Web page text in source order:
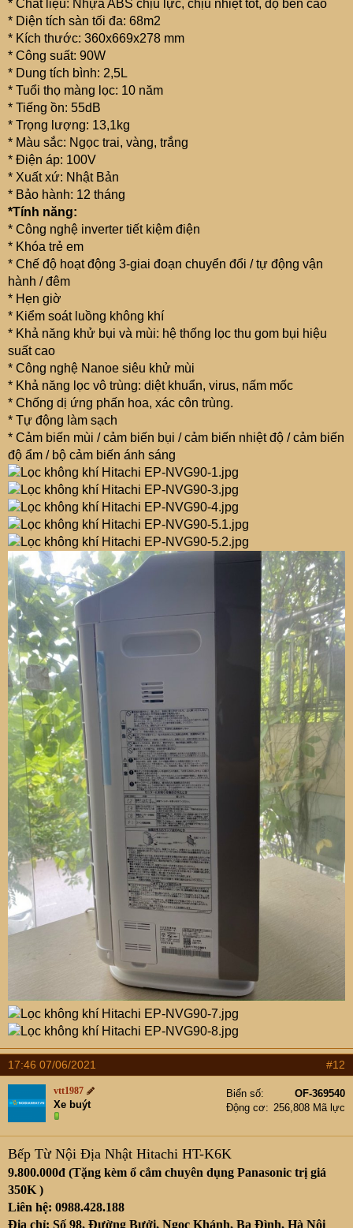
* Chất liệu: Nhựa ABS chịu lực, chịu nhiệt tốt, độ bền cao
* Diện tích sàn tối đa: 68m2
* Kích thước: 360x669x278 mm
* Công suất: 90W
* Dung tích bình: 2,5L
* Tuổi thọ màng lọc: 10 năm
* Tiếng ồn: 55dB
* Trọng lượng: 13,1kg
* Màu sắc: Ngọc trai, vàng, trắng
* Điện áp: 100V
* Xuất xứ: Nhật Bản
* Bảo hành: 12 tháng
*Tính năng:
* Công nghệ inverter tiết kiệm điện
* Khóa trẻ em
* Chế độ hoạt động 3-giai đoạn chuyển đổi / tự động vận
hành / đêm
* Hẹn giờ
* Kiểm soát luồng không khí
* Khả năng khử bụi và mùi: hệ thống lọc thu gom bụi hiệu
suất cao
* Công nghệ Nanoe siêu khử mùi
* Khả năng lọc vô trùng: diệt khuẩn, virus, nấm mốc
* Chống dị ứng phấn hoa, xác côn trùng.
* Tự động làm sạch
* Cảm biến mùi / cảm biến bụi / cảm biến nhiệt độ / cảm biến
độ ẩm / bộ cảm biến ánh sáng
17:46 07/06/2021 #12
vtt1987
Xe buýt
Biển số
OF-369540
Động cơ
256,808 Mã lực
Bếp Từ Nội Địa Nhật Hitachi HT-K6K
9.800.000đ (Tặng kèm ổ cắm chuyên dụng Panasonic trị giá
350K )
Liên hệ: 0988.428.188
Địa chỉ: Số 98, Đường Bưởi, Ngọc Khánh, Ba Đình, Hà Nội